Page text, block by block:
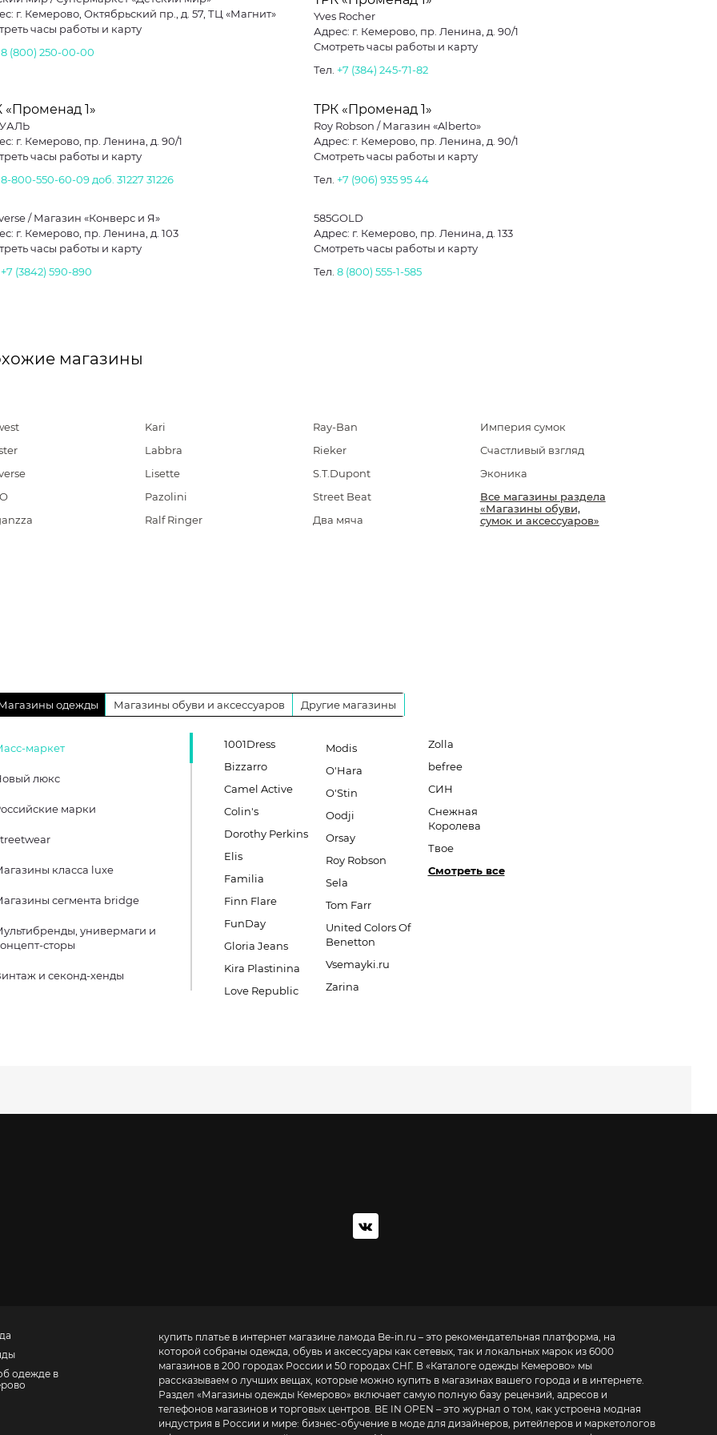
г. Кемерово, Октябрьский пр., д. 57, ТЦ «Магнит»
часы работы и карту
8 (800) 250-00-00
Yves Rocher
Адрес: г. Кемерово, пр. Ленина, д. 90/1
Смотреть часы работы и карту
Тел. +7 (384) 245-71-82
«Променад 1»
г. Кемерово, пр. Ленина, д. 90/1
часы работы и карту
8-800-550-60-09 доб. 31227 31226
ТРК «Променад 1»
Roy Robson / Магазин «Alberto»
Адрес: г. Кемерово, пр. Ленина, д. 90/1
Смотреть часы работы и карту
Тел. +7 (906) 935 95 44
/ Магазин «Конверс и Я»
г. Кемерово, пр. Ленина, д. 103
часы работы и карту
+7 (3842) 590-890
585GOLD
Адрес: г. Кемерово, пр. Ленина, д. 133
Смотреть часы работы и карту
Тел.8 (800) 555-1-585
магазины
Kari
Labbra
Lisette
Pazolini
Ralf Ringer
Ray-Ban
Rieker
S.T.Dupont
Street Beat
Два мяча
Империя сумок
Счастливый взгляд
Эконика
Все магазины раздела
«Магазины обуви,
сумок и аксессуаров»
одежды Магазины обуви и аксессуаров Другие магазины
маркет
люкс
марки
класса luxe
сегмента bridge
универмаги и
сторы
и секонд-хенды
1001Dress
Bizzarro
Camel Active
Colin's
Dorothy Perkins
Elis
Familia
Finn Flare
FunDay
Gloria Jeans
Kira Plastinina
Love Republic
Modis
O'Hara
O'Stin
Oodji
Orsay
Roy Robson
Sela
Tom Farr
United Colors Of
Benetton
Vsemayki.ru
Zarina
Zolla
befree
СИН
Снежная
Королева
Твое
Смотреть все
одежде в
купить платье в интернет магазине ламода Be-in.ru – это рекомендательная платформа, на
которой собраны одежда, обувь и аксессуары как сетевых, так и локальных марок из 6000
магазинов в 200 городах России и 50 городах СНГ. В «Каталоге одежды Кемерово» мы
рассказываем о лучших вещах, которые можно купить в магазинах вашего города и в интернете.
Раздел «Магазины одежды Кемерово» включает самую полную базу рецензий, адресов и
телефонов магазинов и торговых центров. BE IN OPEN – это журнал о том, как устроена модная
индустрия в России и мире: бизнес-обучение в моде для дизайнеров, ритейлеров и маркетологов